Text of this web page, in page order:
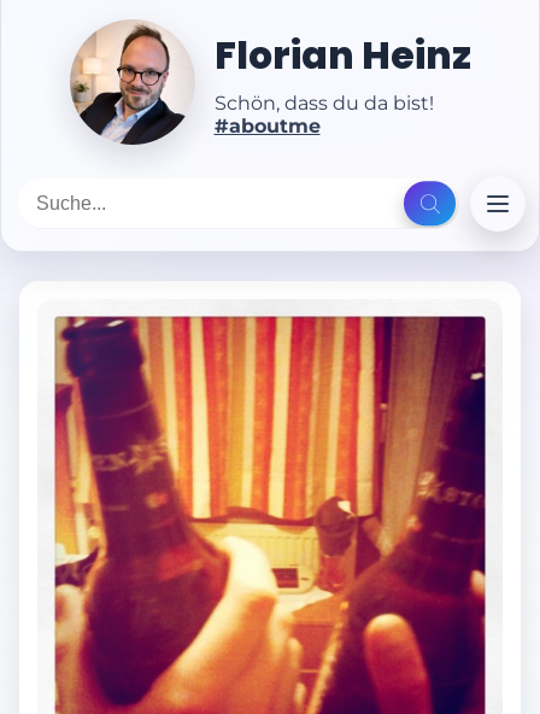
Florian Heinz
Schön, dass du da bist!
#aboutme